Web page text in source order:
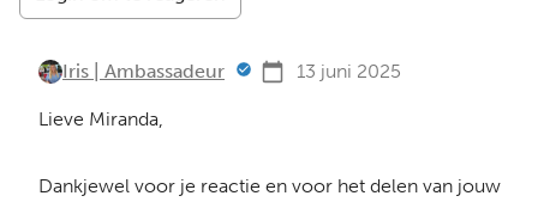
Iris | Ambassadeur 13 juni 2025
Lieve Miranda,
Dankjewel voor je reactie en voor het delen van jouw